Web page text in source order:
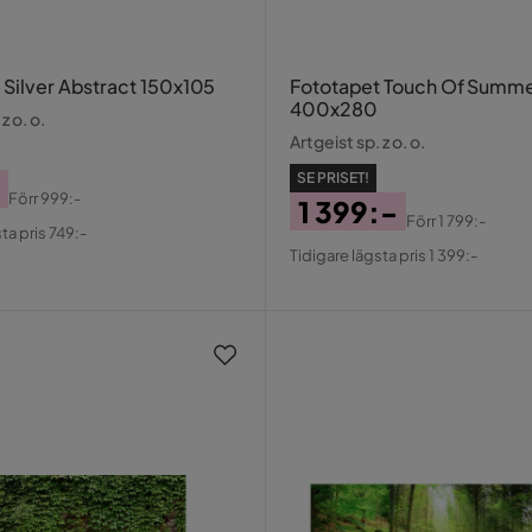
Abstract 150x105
o. o.
Förr999:-
pris 749:-
Fototapet Touch Of
400x280
Artgeist sp. z o. o.
SE PRISET!
Pris
1 399:-
Original
Förr1 799:-
Tidigare lägsta pris 1 399:-